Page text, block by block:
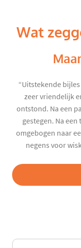
Wat
“Uitstekende
zeer vriendelijk
ontstond. Na een
gestegen. Na
omgebogen naar
negens voor